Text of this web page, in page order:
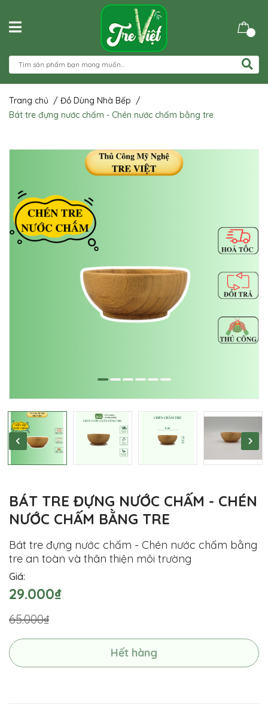
Trang chủ / Đồ Dùng Nhà Bếp /
Bát tre đựng nước chấm - Chén nước chấm bằng tre
BÁT TRE ĐỰNG NƯỚC CHẤM - CHÉN
NƯỚC CHẤM BẰNG TRE
Bát tre đựng nước chấm - Chén nước chấm bằng
tre an toàn và thân thiện môi trường
Giá:
29.000₫
65.000₫
Hết hàng